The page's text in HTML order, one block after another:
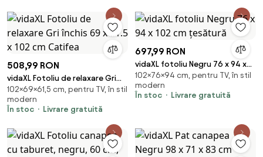
508,99 RON
vidaXL Fotoliu de relaxare Gri
închis 69 x 61.5 x 102 cm Catifea
102×69×61,5 cm, pentru TV, în stil
modern
În stoc
Livrare gratuită
697,99 RON
vidaXL fotoliu Negru 76 x 94 x
102 cm țesătură
102×76×94 cm, pentru TV, în stil
modern
În stoc
Livrare gratuită